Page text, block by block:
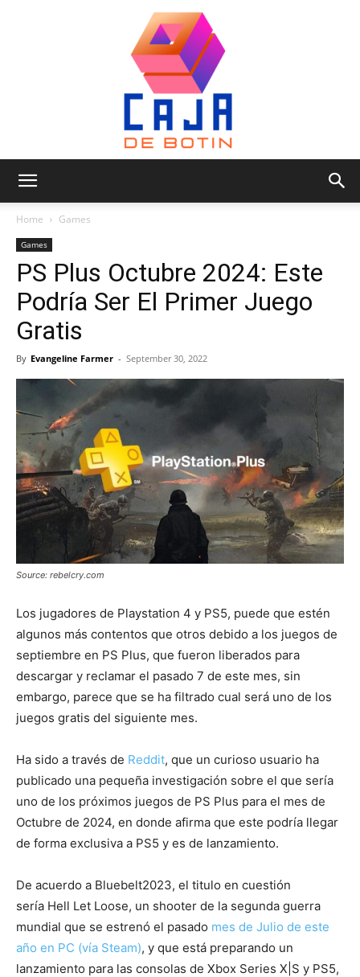
de
Home Games
Games
PS Plus Octubre 2024: Este
Podría Ser El Primer Juego
Gratis
By Evangeline Farmer - September 30, 2022
Source: rebelcry.com
Los jugadores de Playstation 4 y PS5, puede que estén
algunos más contentos que otros debido a los juegos de
septiembre en PS Plus, que fueron liberados para
descargar y reclamar el pasado 7 de este mes, sin
embargo, parece que se ha filtrado cual será uno de los
juegos gratis del siguiente mes.
Ha sido a través de Reddit, que un curioso usuario ha
publicado una pequeña investigación sobre el que sería
uno de los próximos juegos de PS Plus para el mes de
Octubre de 2024, en donde afirma que este podría llegar
de forma exclusiva a PS5 y es de lanzamiento.
De acuerdo a Bluebelt2023, el titulo en cuestión
sería Hell Let Loose, un shooter de la segunda guerra
mundial que se estrenó el pasado mes de Julio de este
año en PC (vía Steam), y que está preparando un
lanzamiento para las consolas de Xbox Series X|S y PS5,